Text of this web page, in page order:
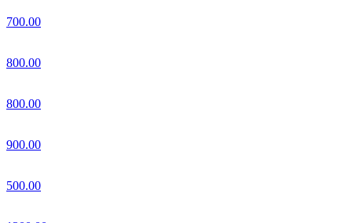
700.00
800.00
800.00
900.00
500.00